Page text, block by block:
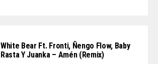
White Bear Ft. Fronti, Ñengo Flow, Baby
Rasta Y Juanka – Amén (Remix)